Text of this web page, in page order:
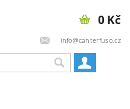
info@canterfuso.cz
0 Kč